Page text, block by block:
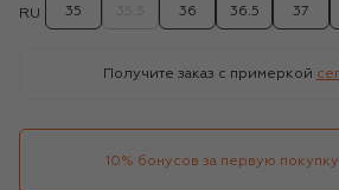
RU 35 36 36.5 37
Получите заказ с примеркой
10% бонусов за первую покупку